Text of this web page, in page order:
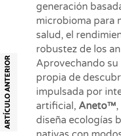
generación
microbioma para
salud, el
robustez de los
Aprovechando
propia de
impulsada por
artificial, Aneto™
diseña ecologías
ARTÍCULO ANTERIOR